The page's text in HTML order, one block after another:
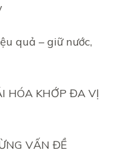
quả – giữ nước,
HÓA KHỚP ĐA VỊ
VẤN ĐỀ